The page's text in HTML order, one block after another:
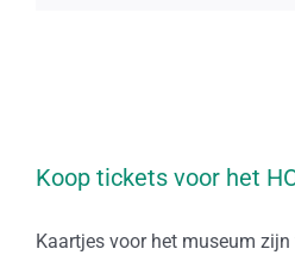
Koop tickets voor het
Kaartjes voor het museum